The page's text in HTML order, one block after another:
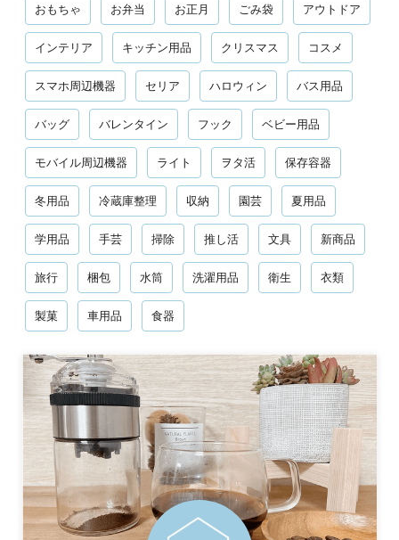
おもちゃ お弁当 お正月 ごみ袋 アウトドア
インテリア キッチン用品 クリスマス コスメ
スマホ周辺機器 セリア ハロウィン バス用品
バッグ バレンタイン フック ベビー用品
モバイル周辺機器 ライト ヲタ活 保存容器
冬用品 冷蔵庫整理 収納 園芸 夏用品
学用品 手芸 掃除 推し活 文具 新商品
旅行 梱包 水筒 洗濯用品 衛生 衣類
製菓 車用品 食器